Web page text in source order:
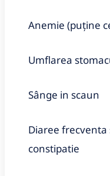
Anemie (puține
Umflarea
Sânge in scaun
Diaree
constipatie